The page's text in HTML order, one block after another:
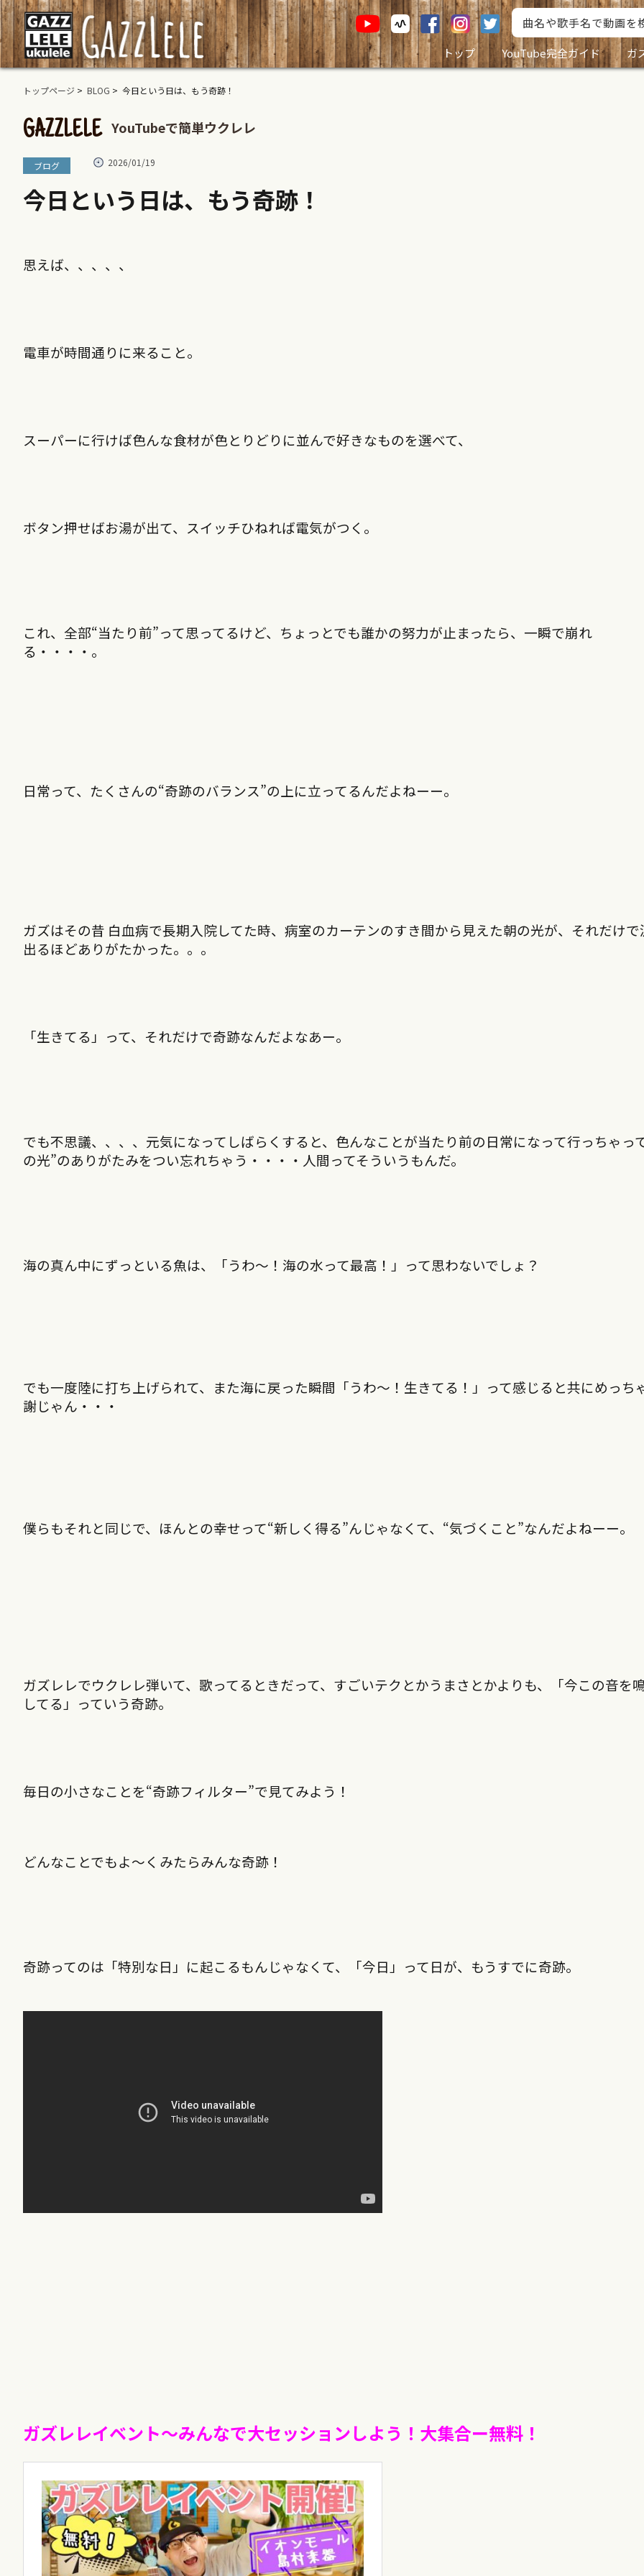
トップ YouTube完全ガイド ガ
トップページ > BLOG > 今日という日は、もう奇跡！
GAZZLELE YouTubeで簡単ウクレレ
ブログ 2026/01/19
今日という日は、もう奇跡！
思えば、、、、、
電車が時間通りに来ること。
スーパーに行けば色んな食材が色とりどりに並んで好きなものを選べて、
ボタン押せばお湯が出て、スイッチひねれば電気がつく。
これ、全部“当たり前”って思ってるけど、ちょっとでも誰かの努力が止まったら、一瞬で崩れ
る・・・・。
日常って、たくさんの“奇跡のバランス”の上に立ってるんだよねーー。
ガズはその昔 白血病で長期入院してた時、病室のカーテンのすき間から見えた朝の光が、それだけで
出るほどありがたかった。。。
「生きてる」って、それだけで奇跡なんだよなあー。
でも不思議、、、、元気になってしばらくすると、色んなことが当たり前の日常になって行っちゃっ
の光”のありがたみをつい忘れちゃう・・・・人間ってそういうもんだ。
海の真ん中にずっといる魚は、「うわ〜！海の水って最高！」って思わないでしょ？
でも一度陸に打ち上げられて、また海に戻った瞬間「うわ〜！生きてる！」って感じると共にめっち
謝じゃん・・・
僕らもそれと同じで、ほんとの幸せって“新しく得る”んじゃなくて、“気づくこと”なんだよねーー。
ガズレレでウクレレ弾いて、歌ってるときだって、すごいテクとかうまさとかよりも、「今この音を
してる」っていう奇跡。
毎日の小さなことを“奇跡フィルター”で見てみよう！
どんなことでもよ〜くみたらみんな奇跡！
奇跡ってのは「特別な日」に起こるもんじゃなくて、「今日」って日が、もうすでに奇跡。
ガズレレイベント〜みんなで大セッションしよう！大集合ー無料！